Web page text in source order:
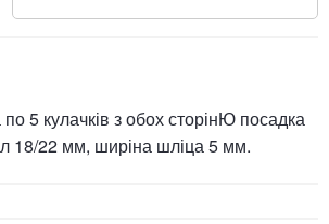
5 кулачків з обох сторінЮ посадка
18/22 мм, ширіна шліца 5 мм.